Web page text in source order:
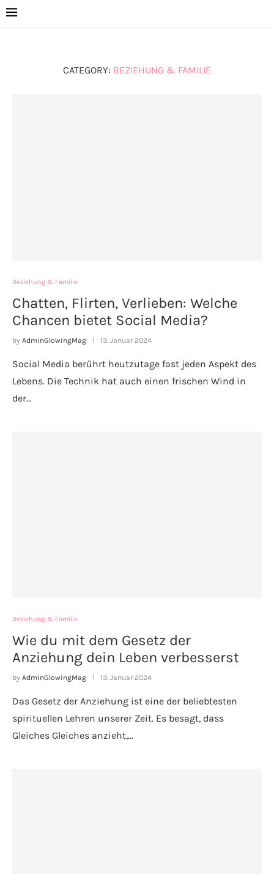
CATEGORY: BEZIEHUNG & FAMILIE
Beziehung & Familie
Chatten, Flirten, Verlieben: Welche
Chancen bietet Social Media?
by AdminGlowingMag 13. Januar 2024
Social Media berührt heutzutage fast jeden Aspekt des
Lebens. Die Technik hat auch einen frischen Wind in
der…
Beziehung & Familie
Wie du mit dem Gesetz der
Anziehung dein Leben verbesserst
by AdminGlowingMag 13. Januar 2024
Das Gesetz der Anziehung ist eine der beliebtesten
spirituellen Lehren unserer Zeit. Es besagt, dass
Gleiches Gleiches anzieht,…